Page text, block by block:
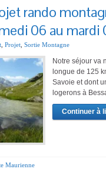
rando
06 au
Projet Sortie Montagne
Notre séjour va
longue de 125
Savoie et dont
logerons à
Continuer à
Maurienne